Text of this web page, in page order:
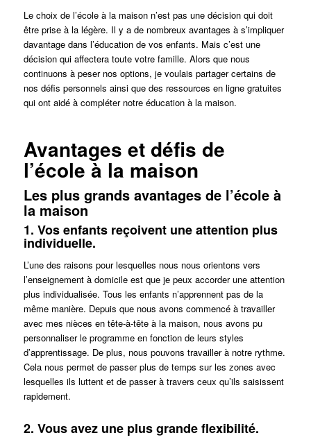
Le choix de l’école à la maison n’est pas une décision qui doit
être prise à la légère. Il y a de nombreux avantages à s’impliquer
davantage dans l’éducation de vos enfants. Mais c’est une
décision qui affectera toute votre famille. Alors que nous
continuons à peser nos options, je voulais partager certains de
nos défis personnels ainsi que des ressources en ligne gratuites
qui ont aidé à compléter notre éducation à la maison.
Avantages et défis de
l’école à la maison
Les plus grands avantages de l’école à
la maison
1. Vos enfants reçoivent une attention plus
individuelle.
L’une des raisons pour lesquelles nous nous orientons vers
l’enseignement à domicile est que je peux accorder une attention
plus individualisée. Tous les enfants n’apprennent pas de la
même manière. Depuis que nous avons commencé à travailler
avec mes nièces en tête-à-tête à la maison, nous avons pu
personnaliser le programme en fonction de leurs styles
d’apprentissage. De plus, nous pouvons travailler à notre rythme.
Cela nous permet de passer plus de temps sur les zones avec
lesquelles ils luttent et de passer à travers ceux qu’ils saisissent
rapidement.
2. Vous avez une plus grande flexibilité.